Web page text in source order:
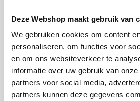
Deze Webshop maakt gebruik van
We gebruiken cookies om content
personaliseren, om functies voor
en om ons websiteverkeer te
informatie over uw gebruik van
partners voor social media,
partners kunnen deze gegevens
lamp heb uitgekozen en
besteld. De volgende dag
werd deze al bezorgd. Super
netjes en veilig verpakt.